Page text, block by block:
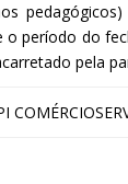
o período do
pela